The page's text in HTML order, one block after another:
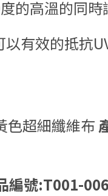
的高溫的同
以有效的抵抗
色超細纖維布
編號:T001-006